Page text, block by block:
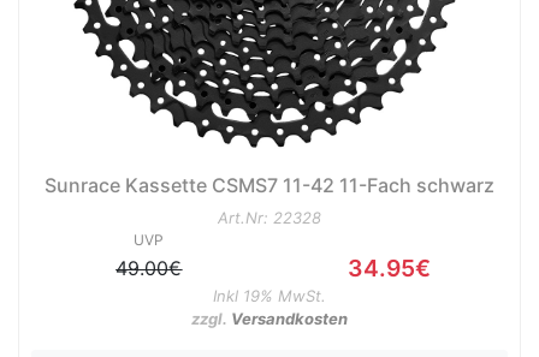
Sunrace Kassette CSMS7 11-42 11-Fach schwarz
Art.Nr: 22328
UVP
49.00€ 34.95€
Inkl 19% MwSt.
zzgl. Versandkosten